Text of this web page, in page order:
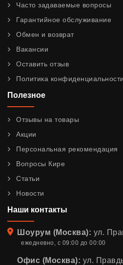
Часто задаваемые вопросы
Гарантийное обслуживание
Обмен и возврат
Вакансии
Оставить отзыв
Политика конфиденциальности
Полезное
Отзывы на товары
Акции
Персональная рекомендация
Вопросы Кире
Статьи
Новости
Наши контакты
Адрес
Шоурум (Москва): ул.
ежедневно, с 09:00 до 00:00
Офис (Москва): ул.